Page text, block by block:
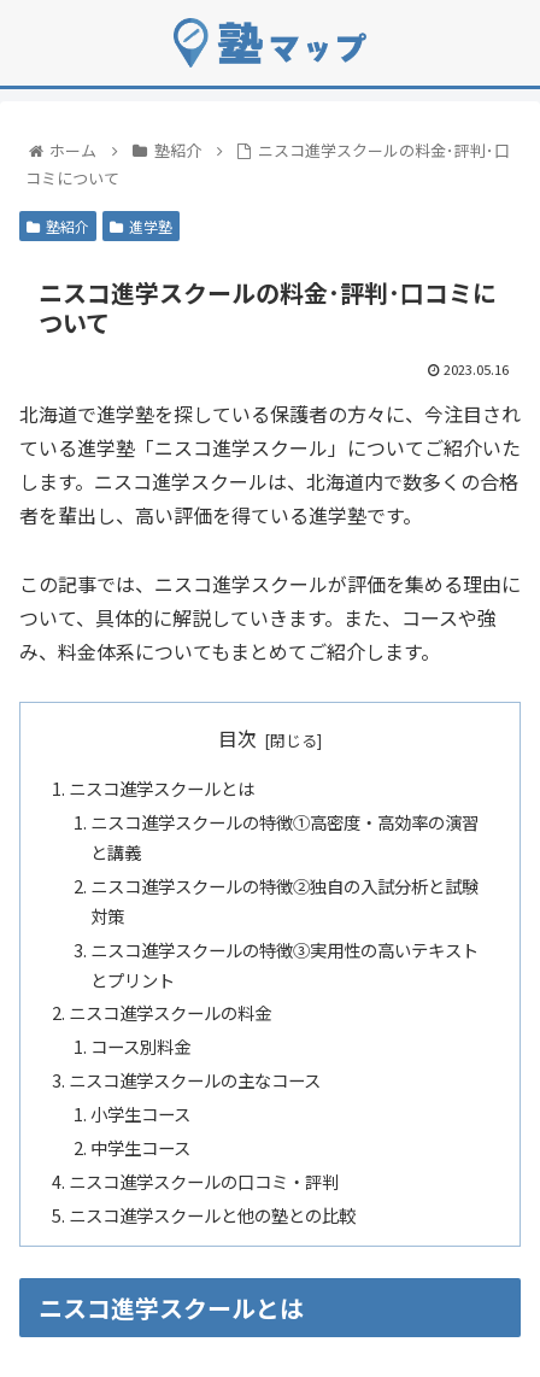
ホーム 塾紹介
ニスコ進学スクールの料金･評判･口
コミについて
塾紹介 進学塾
ニスコ進学スクールの料金･評判･口コミに
ついて
2023.05.16
北海道で進学塾を探している保護者の方々に、今注目され
ている進学塾「ニスコ進学スクール」についてご紹介いた
します。ニスコ進学スクールは、北海道内で数多くの合格
者を輩出し、高い評価を得ている進学塾です。
この記事では、ニスコ進学スクールが評価を集める理由に
ついて、具体的に解説していきます。また、コースや強
み、料金体系についてもまとめてご紹介します。
目次
ニスコ進学スクールとは
ニスコ進学スクールの特徴①高密度・高効率の演習
と講義
ニスコ進学スクールの特徴②独自の入試分析と試験
対策
ニスコ進学スクールの特徴➂実用性の高いテキスト
とプリント
ニスコ進学スクールの料金
コース別料金
ニスコ進学スクールの主なコース
小学生コース
中学生コース
ニスコ進学スクールの口コミ・評判
ニスコ進学スクールと他の塾との比較
ニスコ進学スクールとは